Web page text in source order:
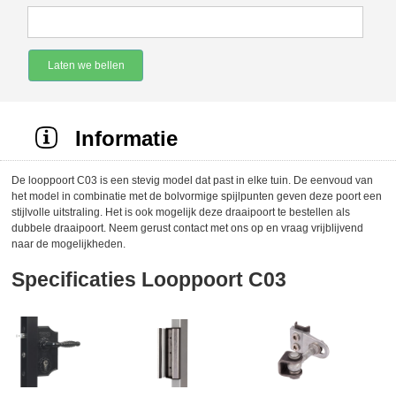
Laten we bellen
Informatie
De looppoort C03 is een stevig model dat past in elke tuin. De eenvoud van
het model in combinatie met de bolvormige spijlpunten geven deze poort een
stijlvolle uitstraling. Het is ook mogelijk deze draaipoort te bestellen als
dubbele draaipoort. Neem gerust contact met ons op en vraag vrijblijvend
naar de mogelijkheden.
Specificaties Looppoort C03